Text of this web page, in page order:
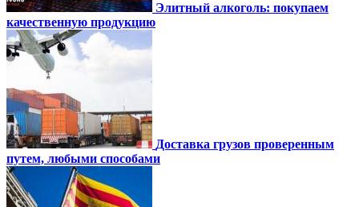
Элитный алкоголь: покупаем
качественную продукцию
Доставка грузов проверенным
путем, любыми способами